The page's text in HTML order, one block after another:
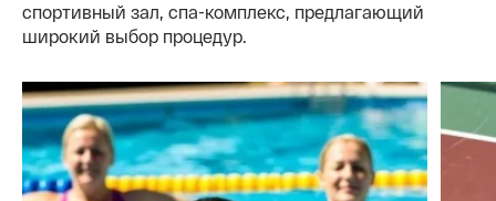
спортивный зал, спа-комплекс, предлагающий
широкий выбор процедур.